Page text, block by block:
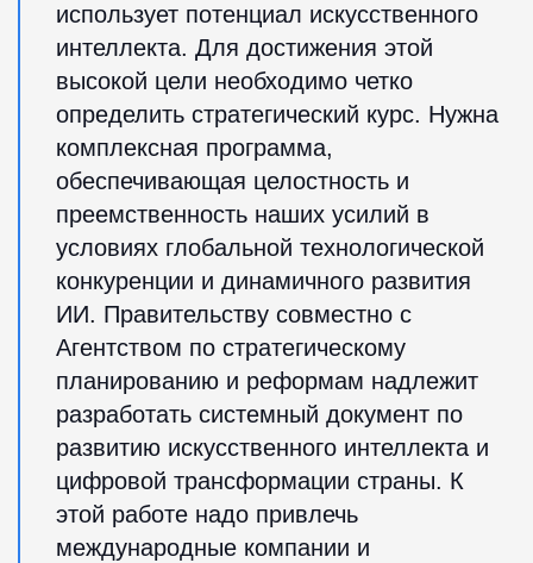
использует потенциал искусственного
интеллекта. Для достижения этой
высокой цели необходимо четко
определить стратегический курс. Нужна
комплексная программа,
обеспечивающая целостность и
преемственность наших усилий в
условиях глобальной технологической
конкуренции и динамичного развития
ИИ. Правительству совместно с
Агентством по стратегическому
планированию и реформам надлежит
разработать системный документ по
развитию искусственного интеллекта и
цифровой трансформации страны. К
этой работе надо привлечь
международные компании и